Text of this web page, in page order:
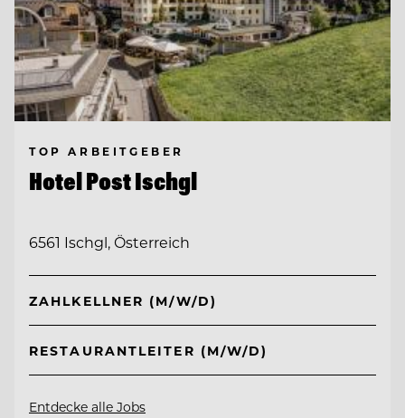
TOP ARBEITGEBER
Hotel Post Ischgl
6561 Ischgl, Österreich
ZAHLKELLNER (M/W/D)
RESTAURANTLEITER (M/W/D)
Entdecke alle Jobs